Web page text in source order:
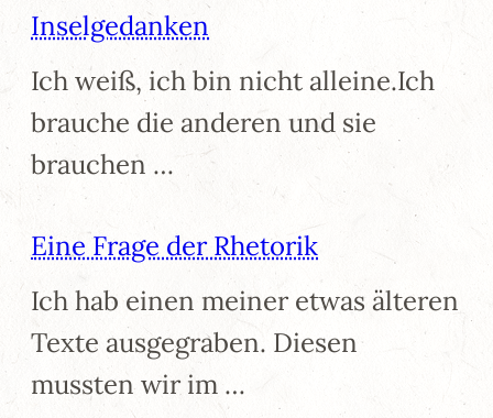
Inselgedanken
Ich weiß, ich bin nicht alleine.Ich
brauche die anderen und sie
brauchen …
Eine Frage der Rhetorik
Ich hab einen meiner etwas älteren
Texte ausgegraben. Diesen
mussten wir im …